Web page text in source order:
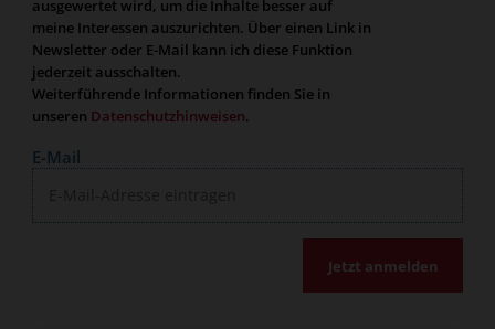
ausgewertet wird, um die Inhalte besser auf
meine Interessen auszurichten. Über einen Link in
Newsletter oder E-Mail kann ich diese Funktion
jederzeit ausschalten.
Weiterführende Informationen finden Sie in
unseren Datenschutzhinweisen.
E-Mail
Jetzt anmelden